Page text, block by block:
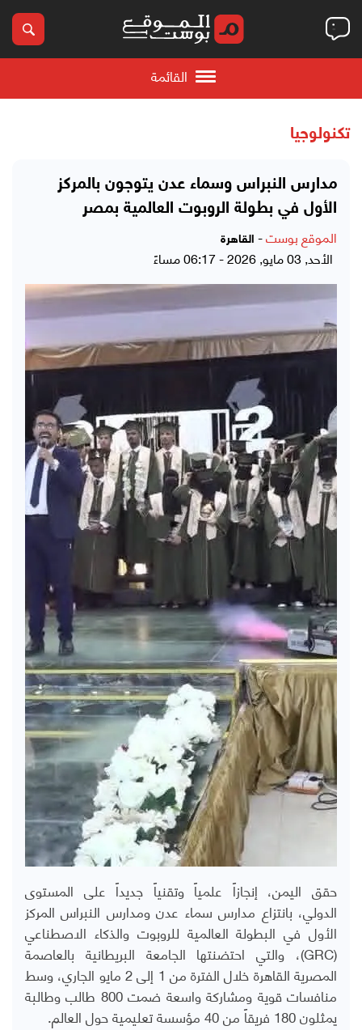
القائمة
تكنولوجيا
مدارس النبراس وسماء عدن يتوجون بالمركز
الأول في بطولة الروبوت العالمية بمصر
الموقع بوست- القاهرة
الأحد, 03 مايو, 2026 - 06:17 مساءً
حقق اليمن، إنجازاً علمياً وتقنياً جديداً على المستوى
الدولي، بانتزاع مدارس سماء عدن ومدارس النبراس المركز
الأول في البطولة العالمية للروبوت والذكاء الاصطناعي
(
GRC)، والتي احتضنتها الجامعة البريطانية بالعاصمة
المصرية القاهرة خلال الفترة من 1 إلى 2 مايو الجاري، وسط
منافسات قوية ومشاركة واسعة ضمت 800 طالب وطالبة
يمثلون 180 فريقاً من 40 مؤسسة تعليمية حول العالم.